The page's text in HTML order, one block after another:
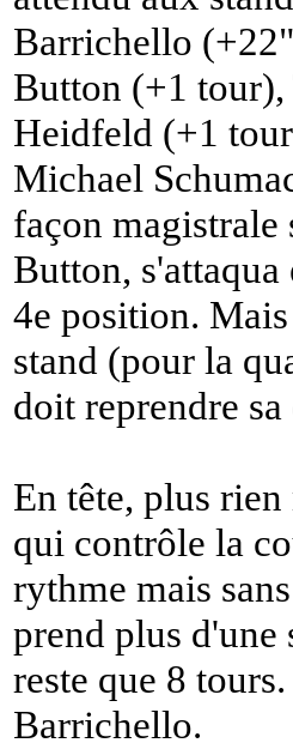
Barrichello
Button (+1
Heidfeld (+1
Michael
façon
Button,
4e position.
stand (pour la
doit reprendre sa
En tête, plus
qui contrôle la
rythme mais
prend plus
reste que 8
Barrichello.